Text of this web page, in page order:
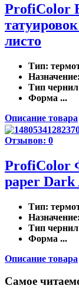
ProfiColor
листо
Тип:
Назначение
Тип чернил
Форма ...
Описание товара
Отзывов: 0
ProfiColor
paper Dark
Тип:
Назначение
Тип чернил
Форма ...
Описание товара
Самое